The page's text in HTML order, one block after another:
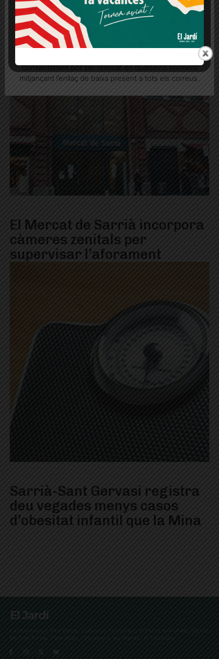
El Mercat de Sarrià incorpora
càmeres zenitals per
supervisar l’aforament
Sarrià-Sant Gervasi registra
deu vegades menys casos
d’obesitat infantil que la Mina
El Jardí
La Bonanova, Monterols, Galvany, Turó Parc, el Farró, el Putxet, Sarrià,
les Tres Torres, Pedralbes, Vallvidrera, les Planes i el Tibidabo
Més informació Acceptar Rebutjar tot
Quan l’usuari crea un compte al Diari el Jardí, dona el
seu consentiment explícit per rebre comunicacions
consentiment pot ser revocat en qualsevol moment
mitjançant l’enllaç de baixa present a tots els correus.